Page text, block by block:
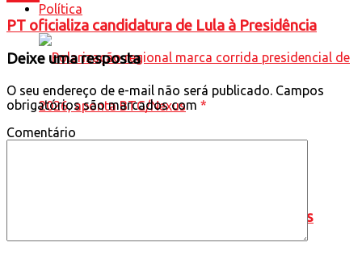
Política
presidencial de 2026, aponta BTG/Nexus
PT oficializa candidatura de Lula à Presidência
Deixe uma resposta
O seu endereço de e-mail não será publicado. Campos
obrigatórios são marcados com *
Comentário